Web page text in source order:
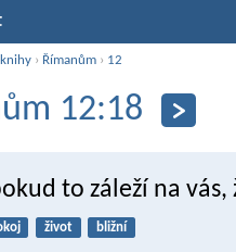
› Římanům › 12
12:18
to záleží na
život bližní